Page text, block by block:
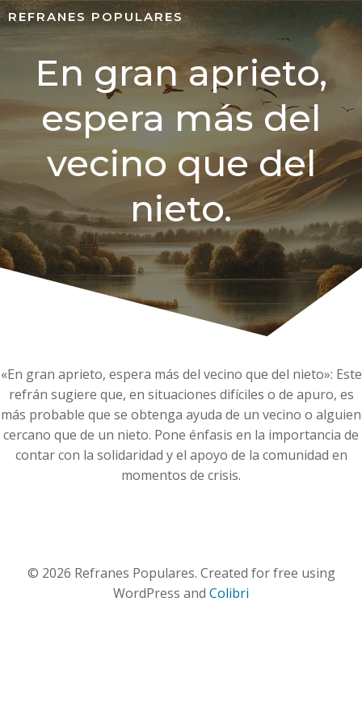
REFRANES POPULARES
En gran aprieto,
espera más del
vecino que del
nieto.
«En gran aprieto, espera más del vecino que del nieto»: Este
refrán sugiere que, en situaciones difíciles o de apuro, es
más probable que se obtenga ayuda de un vecino o alguien
cercano que de un nieto. Pone énfasis en la importancia de
contar con la solidaridad y el apoyo de la comunidad en
momentos de crisis.
© 2026 Refranes Populares. Created for free using
WordPress and Colibri